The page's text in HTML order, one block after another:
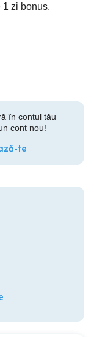
1 zi bonus.
în contul tău
cont nou!
te